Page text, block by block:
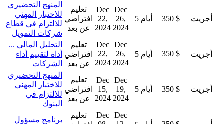
المنهج التحضيري
للاختبار المهني
للالتزام في قطاع
شركات التمويل
تعليم
افتراضي
عن بعد
Dec
22,
2024
Dec
26,
2024
5 أيام 350 $
التحليل المالي ...
أداة لتقييم أداء
الشركات
تعليم
افتراضي
عن بعد
Dec
22,
2024
Dec
26,
2024
5 أيام 350 $
المنهج التحضيري
للاختبار المهني
للالتزام في
البنوك
تعليم
افتراضي
عن بعد
Dec
15,
2024
Dec
19,
2024
5 أيام 350 $
برنامج مسؤول
تعليم
Dec Dec